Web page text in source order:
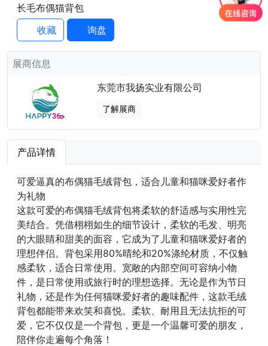
长毛布偶猫背包
收藏
询盘
展商信息
东莞市我扬实业有限公司
了解展商
产品详情
可爱逼真的布偶猫毛绒背包，适合儿童和猫咪爱好者作
为礼物
这款可爱的布偶猫毛绒背包将柔软的舒适感与实用性完
美结合。凭借栩栩如生的细节设计，柔软的毛发、明亮
的大眼睛和甜美的面容，它成为了儿童和猫咪爱好者的
理想伴侣。背包采用80%晴纶和20%涤纶材质，不仅触
感柔软，适合日常使用。宽敞的内部空间可容纳小物
件，是日常使用或旅行时的理想选择。无论是作为节日
礼物，还是作为任何猫咪爱好者的趣味配件，这款毛绒
背包都能带来欢笑和喜悦。柔软、耐用且无法抗拒的可
爱，它不仅仅是一个背包，更是一个温馨可爱的朋友，
陪伴你走遍每个角落！